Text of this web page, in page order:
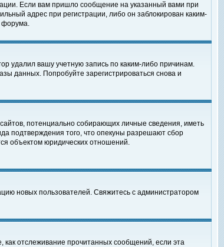
Если вам пришло сообщение на указанный вами при
адрес при регистрации, либо он заблокирован каким-
форума.
удалил вашу учетную запись по каким-либо причинам.
данных. Попробуйте зарегистрироваться снова и
потенциально собирающих личные сведения, иметь
подтверждения того, что опекуны разрешают сбор
объектом юридических отношений.
новых пользователей. Свяжитесь с администратором
отслеживание прочитанных сообщений, если эта